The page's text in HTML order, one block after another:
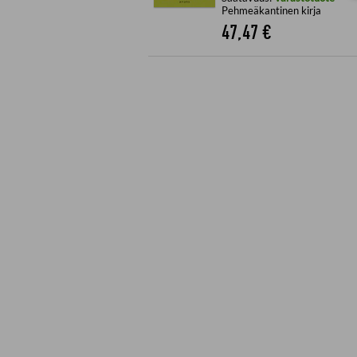
Pehmeäkantinen kirja
47,47 €